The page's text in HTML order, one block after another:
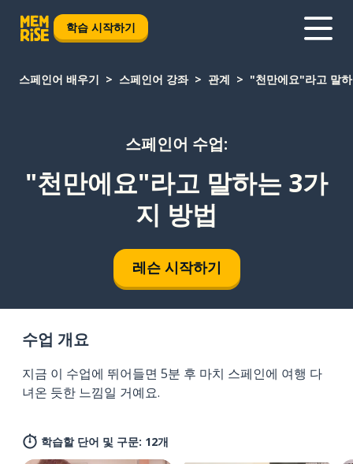
학습 시작하기
스페인어 배우기 스페인어 강좌 관계 "천만에요"라고 말
스페인어 수업:
"천만에요"라고 말하는 3가
지 방법
레슨 시작하기
수업 개요
지금 이 수업에 뛰어들면 5분 후 마치 스페인에 여행 다
녀온 듯한 느낌일 거예요.
학습할 단어 및 구문: 12개